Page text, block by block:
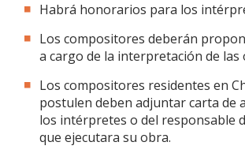
Habrá honorarios para los
Los compositores deberán
a cargo de la interpretación de las
Los compositores residentes en
postulen deben adjuntar carta de
los intérpretes o del responsable
que ejecutara su obra.